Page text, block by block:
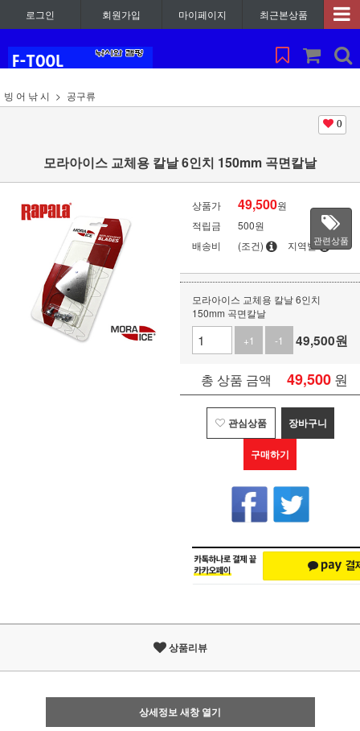
로그인 회원가입 마이페이지 최근본상품
빙 어 낚 시 공구류
0
모라아이스 교체용 칼날 6인치 150mm 곡면칼날
상품가 49,500원
적립금
500원
배송비
(조건) 지역별관련상품
모라아이스 교체용 칼날 6인치
150mm 곡면칼날
+1
-1 49,500원
총 상품 금액 49,500 원
관심상품 장바구니
구매하기
상품리뷰
상세정보 새창 열기